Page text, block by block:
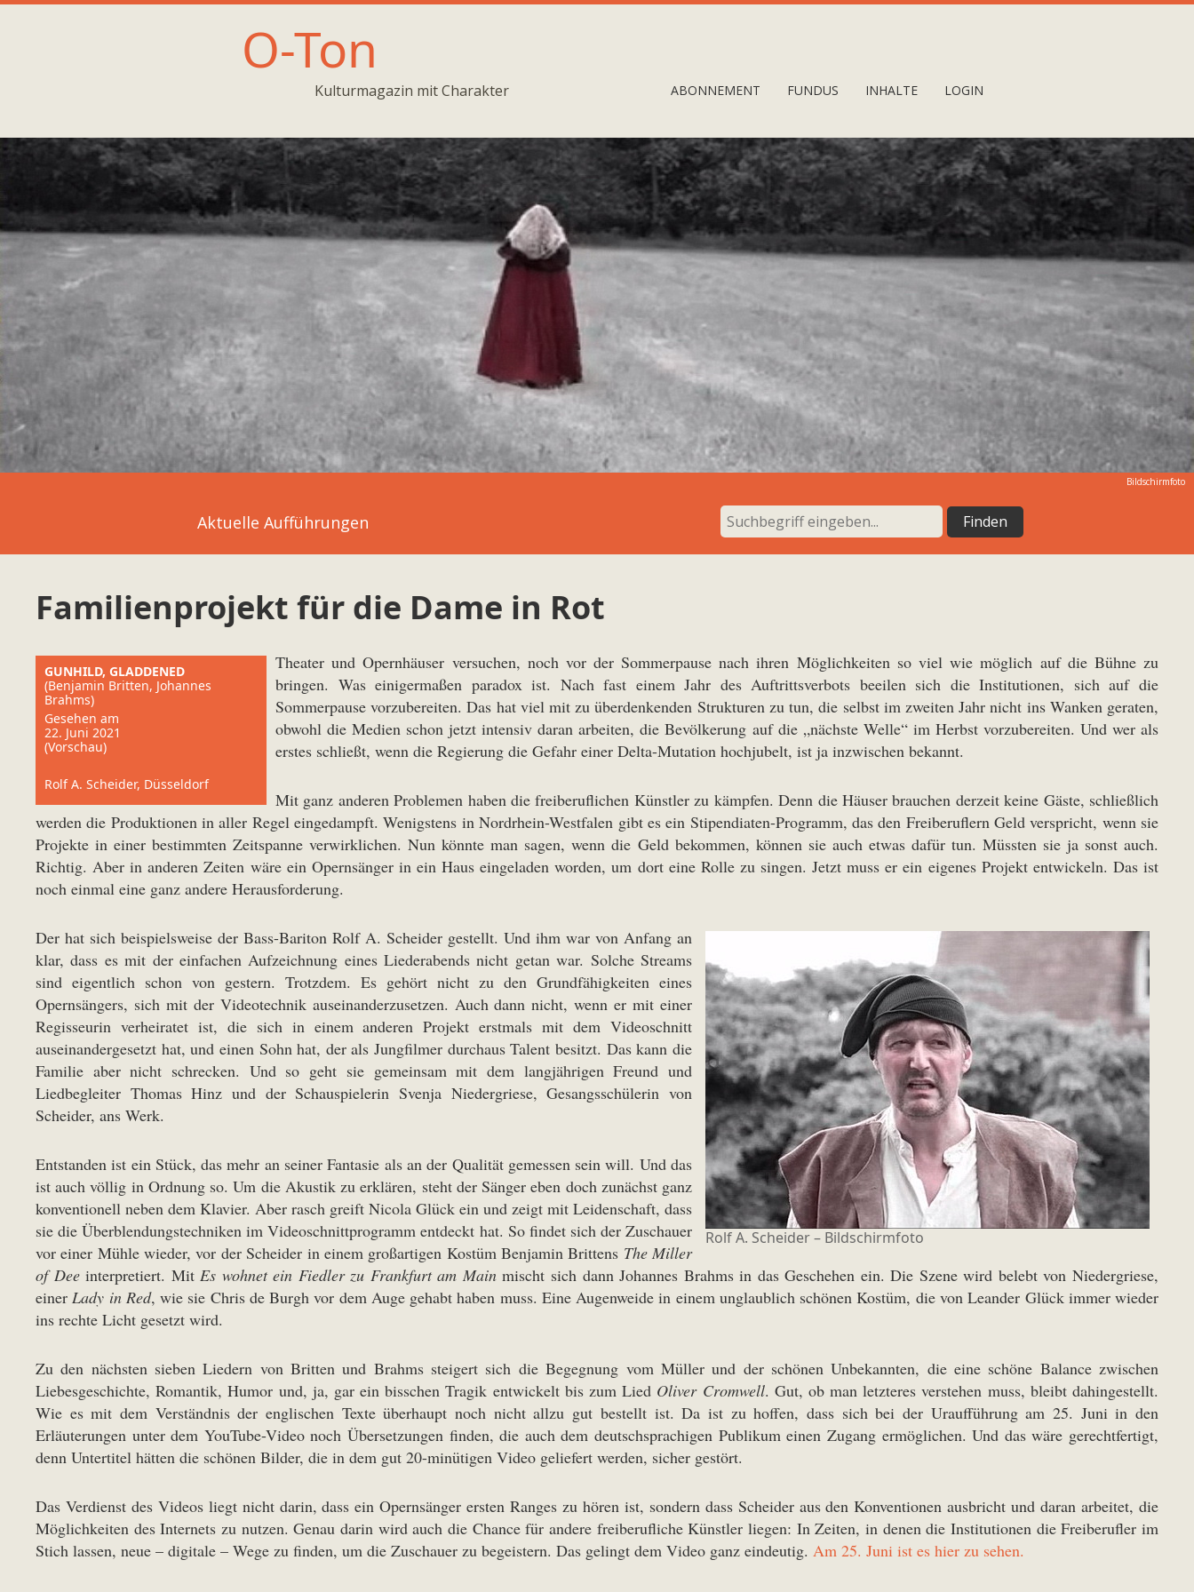
O-Ton
Kulturmagazin mit Charakter ABONNEMENT FUNDUS INHALTE LOGIN
Bildschirmfoto
Aktuelle Aufführungen
Familienprojekt für die Dame in Rot
GUNHILD, GLADDENED
(Benjamin Britten, Johannes
Brahms)
Gesehen am
22. Juni 2021
(Vorschau)
Rolf A. Scheider, Düsseldorf
Theater und Opernhäuser versuchen, noch vor der Sommerpause nach ihren Möglichkeiten so viel wie möglich auf die Bühne zu
bringen. Was einigermaßen paradox ist. Nach fast einem Jahr des Auftrittsverbots beeilen sich die Institutionen, sich auf die
Sommerpause vorzubereiten. Das hat viel mit zu überdenkenden Strukturen zu tun, die selbst im zweiten Jahr nicht ins Wanken geraten,
obwohl die Medien schon jetzt intensiv daran arbeiten, die Bevölkerung auf die „nächste Welle“ im Herbst vorzubereiten. Und wer als
erstes schließt, wenn die Regierung die Gefahr einer Delta-Mutation hochjubelt, ist ja inzwischen bekannt.
Mit ganz anderen Problemen haben die freiberuflichen Künstler zu kämpfen. Denn die Häuser brauchen derzeit keine Gäste, schließlich
werden die Produktionen in aller Regel eingedampft. Wenigstens in Nordrhein-Westfalen gibt es ein Stipendiaten-Programm, das den Freiberuflern Geld verspricht, wenn sie
Projekte in einer bestimmten Zeitspanne verwirklichen. Nun könnte man sagen, wenn die Geld bekommen, können sie auch etwas dafür tun. Müssten sie ja sonst auch.
Richtig. Aber in anderen Zeiten wäre ein Opernsänger in ein Haus eingeladen worden, um dort eine Rolle zu singen. Jetzt muss er ein eigenes Projekt entwickeln. Das ist
noch einmal eine ganz andere Herausforderung.
Rolf A. Scheider – Bildschirmfoto
Der hat sich beispielsweise der Bass-Bariton Rolf A. Scheider gestellt. Und ihm war von Anfang an
klar, dass es mit der einfachen Aufzeichnung eines Liederabends nicht getan war. Solche Streams
sind eigentlich schon von gestern. Trotzdem. Es gehört nicht zu den Grundfähigkeiten eines
Opernsängers, sich mit der Videotechnik auseinanderzusetzen. Auch dann nicht, wenn er mit einer
Regisseurin verheiratet ist, die sich in einem anderen Projekt erstmals mit dem Videoschnitt
auseinandergesetzt hat, und einen Sohn hat, der als Jungfilmer durchaus Talent besitzt. Das kann die
Familie aber nicht schrecken. Und so geht sie gemeinsam mit dem langjährigen Freund und
Liedbegleiter Thomas Hinz und der Schauspielerin Svenja Niedergriese, Gesangsschülerin von
Scheider, ans Werk.
Entstanden ist ein Stück, das mehr an seiner Fantasie als an der Qualität gemessen sein will. Und das
ist auch völlig in Ordnung so. Um die Akustik zu erklären, steht der Sänger eben doch zunächst ganz
konventionell neben dem Klavier. Aber rasch greift Nicola Glück ein und zeigt mit Leidenschaft, dass
sie die Überblendungstechniken im Videoschnittprogramm entdeckt hat. So findet sich der Zuschauer
vor einer Mühle wieder, vor der Scheider in einem großartigen Kostüm Benjamin Brittens The Miller
of Deeinterpretiert. MitEs wohnet ein Fiedler zu Frankfurt am Mainmischt sich dann Johannes Brahms in das Geschehen ein. Die Szene wird belebt von Niedergriese,
einerLady in Red, wie sie Chris de Burgh vor dem Auge gehabt haben muss. Eine Augenweide in einem unglaublich schönen Kostüm, die von Leander Glück immer wieder
ins rechte Licht gesetzt wird.
Zu den nächsten sieben Liedern von Britten und Brahms steigert sich die Begegnung vom Müller und der schönen Unbekannten, die eine schöne Balance zwischen
Liebesgeschichte, Romantik, Humor und, ja, gar ein bisschen Tragik entwickelt bis zum Lied Oliver Cromwell. Gut, ob man letzteres verstehen muss, bleibt dahingestellt.
Wie es mit dem Verständnis der englischen Texte überhaupt noch nicht allzu gut bestellt ist. Da ist zu hoffen, dass sich bei der Uraufführung am 25. Juni in den
Erläuterungen unter dem YouTube-Video noch Übersetzungen finden, die auch dem deutschsprachigen Publikum einen Zugang ermöglichen. Und das wäre gerechtfertigt,
denn Untertitel hätten die schönen Bilder, die in dem gut 20-minütigen Video geliefert werden, sicher gestört.
Das Verdienst des Videos liegt nicht darin, dass ein Opernsänger ersten Ranges zu hören ist, sondern dass Scheider aus den Konventionen ausbricht und daran arbeitet, die
Möglichkeiten des Internets zu nutzen. Genau darin wird auch die Chance für andere freiberufliche Künstler liegen: In Zeiten, in denen die Institutionen die Freiberufler im
Stich lassen, neue – digitale – Wege zu finden, um die Zuschauer zu begeistern. Das gelingt dem Video ganz eindeutig. Am 25. Juni ist es hier zu sehen.